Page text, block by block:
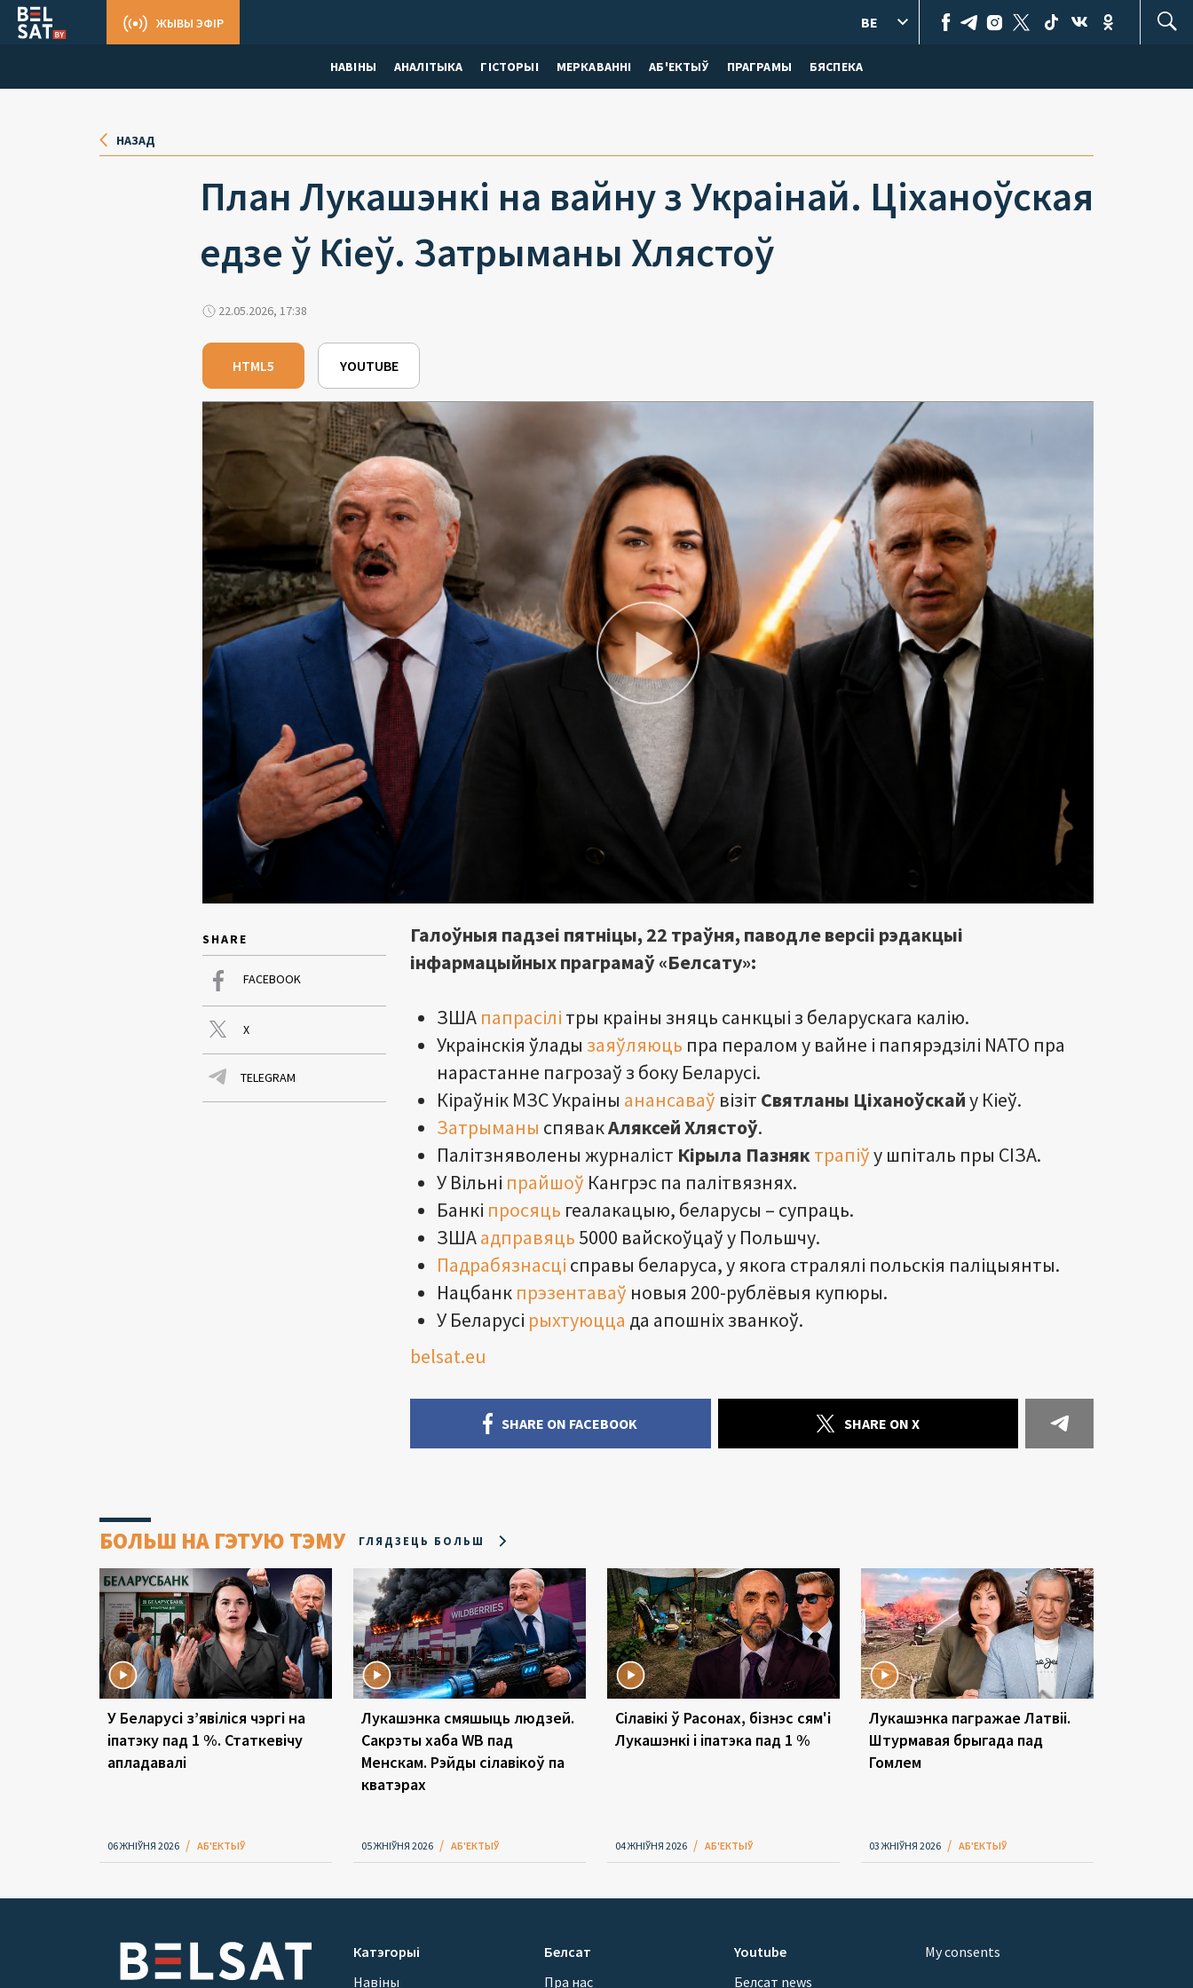
НАВІНЫ АНАЛІТЫКА ГІСТОРЫІ МЕРКАВАННI АБ'ЕКТЫЎ ПРАГРАМЫ БЯСПЕКА
ЖЫВЫ ЭФІР BE
НАЗАД
План Лукашэнкі на вайну з Украінай. Ціханоўская
едзе ў Кіеў. Затрыманы Хлястоў
22.05.2026, 17:38
HTML5 YOUTUBE
SHARE
FACEBOOK
X
TELEGRAM
Галоўныя падзеі пятніцы, 22 траўня, паводле версіі рэдакцыі
інфармацыйных праграмаў «Белсату»:
ЗША папрасілі тры краіны зняць санкцыі з беларускага калію.
Украінскія ўлады заяўляюць пра пералом у вайне і папярэдзілі NATO пра
нарастанне пагрозаў з боку Беларусі.
Кіраўнік МЗС Украіны анансаваў візіт Святланы Ціханоўскайу Кіеў.
Затрыманы спявакАляксейХлястоў.
Палітзняволены журналіст Кірыла Пазняктрапіўу шпіталь пры СІЗА.
У Вільні прайшоў Кангрэс па палітвязнях.
Банкі просяць геалакацыю, беларусы – супраць.
ЗШАадправяць 5000 вайскоўцаў у Польшчу.
Падрабязнасці справы беларуса, у якога стралялі польскія паліцыянты.
Нацбанк прэзентаваў новыя 200-рублёвыя купюры.
У Беларусі рыхтуюцца да апошніх званкоў.
belsat.eu
SHARE ON FACEBOOK SHARE ON X
БОЛЬШ НА ГЭТУЮ ТЭМУ ГЛЯДЗЕЦЬ БОЛЬШ
У Беларусі з’явіліся чэргі на
іпатэку пад 1 %. Статкевічу
апладавалі
06 ЖНІЎНЯ 2026 АБ'ЕКТЫЎ
Лукашэнка смяшыць людзей.
Сакрэты хаба WB пад
Менскам. Рэйды сілавікоў па
кватэрах
05 ЖНІЎНЯ 2026 АБ'ЕКТЫЎ
Сілавікі ў Расонах, бізнэс сям'і
Лукашэнкі і іпатэка пад 1 %
04 ЖНІЎНЯ 2026 АБ'ЕКТЫЎ
Лукашэнка пагражае Латвіі.
Штурмавая брыгада пад
Гомлем
03 ЖНІЎНЯ 2026 АБ'ЕКТЫЎ
Катэгорыі
Навіны
Белсат
Пра нас
Youtube
Белсат news
My consents